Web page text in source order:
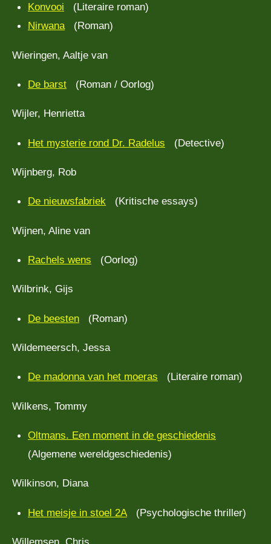
Konvooi (Literaire roman)
Nirwana(Roman)
Wieringen, Aaltje van
De barst (Roman / Oorlog)
Wijler, Henrietta
Het mysterie rond Dr. Radelus (Detective)
Wijnberg, Rob
De nieuwsfabriek (Kritische essays)
Wijnen, Aline van
Rachels wens (Oorlog)
Wilbrink, Gijs
De beesten (Roman)
Wildemeersch, Jessa
De madonna van het moeras (Literaire roman)
Wilkens, Tommy
Oltmans. Een moment in de geschiedenis
(Algemene wereldgeschiedenis)
Wilkinson, Diana
Het meisje in stoel 2A (Psychologische thriller)
Willemsen, Chris